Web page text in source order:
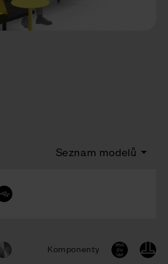
Seznam modelů
Komponenty